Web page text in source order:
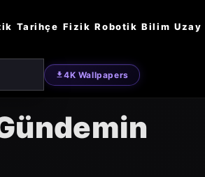
Tarihçe Fizik Robotik Bilim Uzay
4K Wallpapers